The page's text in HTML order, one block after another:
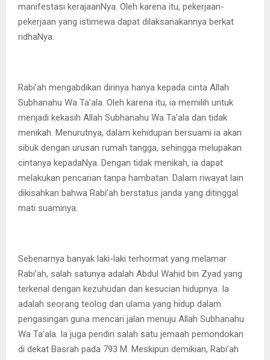
manifestasi kerajaanNya. Oleh karena itu, pekerjaan-
pekerjaan yang istimewa dapat dilaksanakannya berkat
ridhaNya.
Rabi’ah mengabdikan dirinya hanya kepada cinta Allah
Subhanahu Wa Ta’ala. Oleh karena itu, ia memilih untuk
menjadi kekasih Allah Subhanahu Wa Ta’ala dan tidak
menikah. Menurutnya, dalam kehidupan bersuami ia akan
sibuk dengan urusan rumah tangga, sehingga melupakan
cintanya kepadaNya. Dengan tidak menikah, ia dapat
melakukan pencarian tanpa hambatan. Dalam riwayat lain
dikisahkan bahwa Rabi’ah berstatus janda yang ditinggal
mati suaminya.
Sebenarnya banyak laki-laki terhormat yang melamar
Rabi’ah, salah satunya adalah Abdul Wahid bin Zyad yang
terkenal dengan kezuhudan dan kesucian hidupnya. Ia
adalah seorang teolog dan ulama yang hidup dalam
pengasingan guna mencari jalan menuju Allah Subhanahu
Wa Ta’ala. Ia juga pendiri salah satu jemaah pemondokan
di dekat Basrah pada 793 M. Meskipun demikian, Rabi’ah